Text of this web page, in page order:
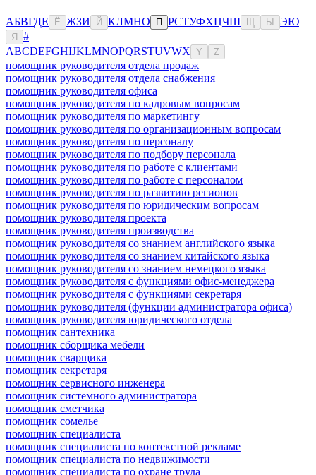
АБВГДЕ Ё ЖЗИ Й КЛМНО П РСТУФХЦЧШ Ы ЭЮ
Я
#
ABCDEFGHIJKLMNOPQRSTUVWX Y Z
помощник руководителя отдела продаж
помощник руководителя отдела снабжения
помощник руководителя офиса
помощник руководителя по кадровым вопросам
помощник руководителя по маркетингу
помощник руководителя по организационным вопросам
помощник руководителя по персоналу
помощник руководителя по подбору персонала
помощник руководителя по работе с клиентами
помощник руководителя по работе с персоналом
помощник руководителя по развитию регионов
помощник руководителя по юридическим вопросам
помощник руководителя проекта
помощник руководителя производства
помощник руководителя со знанием английского языка
помощник руководителя со знанием китайского языка
помощник руководителя со знанием немецкого языка
помощник руководителя с функциями офис-менеджера
помощник руководителя с функциями секретаря
помощник руководителя (функции администратора офиса)
помощник руководителя юридического отдела
помощник сантехника
помощник сборщика мебели
помощник сварщика
помощник секретаря
помощник сервисного инженера
помощник системного администратора
помощник сметчика
помощник сомелье
помощник специалиста
помощник специалиста по контекстной рекламе
помощник специалиста по недвижимости
помощник специалиста по охране труда